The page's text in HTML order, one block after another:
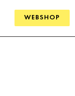
WEBSHOP